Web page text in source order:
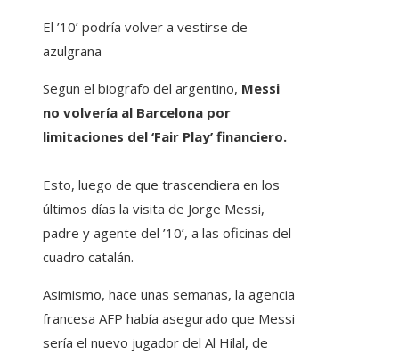
El ’10’ podría volver a vestirse de
azulgrana
Segun el biografo del argentino, Messi
no volvería al Barcelona por
limitaciones del ‘Fair Play’ financiero.
Esto, luego de que trascendiera en los
últimos días la visita de Jorge Messi,
padre y agente del ’10’, a las oficinas del
cuadro catalán.
Asimismo, hace unas semanas, la agencia
francesa AFP había asegurado que Messi
sería el nuevo jugador del Al Hilal, de